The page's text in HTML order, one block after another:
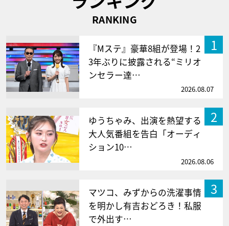
RANKING
1
『Mステ』豪華8組が登場！2
3年ぶりに披露される“ミリオ
ンセラー達…
2026.08.07
2
ゆうちゃみ、出演を熱望する
大人気番組を告白「オーディ
ション10…
2026.08.06
3
マツコ、みずからの洗濯事情
を明かし有吉おどろき！私服
で外出す…